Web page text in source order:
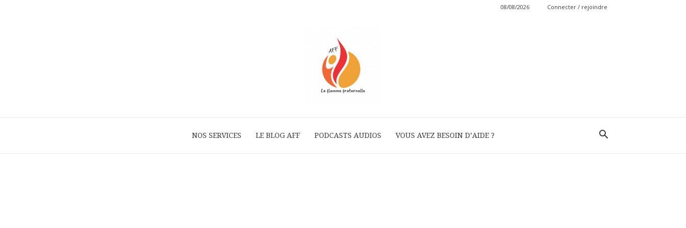
08/08/2026 Connecter / rejoindre
La
NOS SERVICES LE BLOG AFF PODCASTS AUDIOS VOUS AVEZ BESOIN D’AIDE ?